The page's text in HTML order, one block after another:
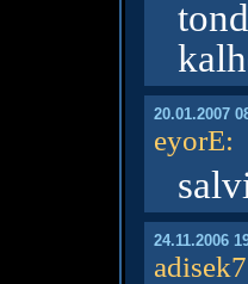
20.01.2007
eyorE:
24.11.2006
adisek7